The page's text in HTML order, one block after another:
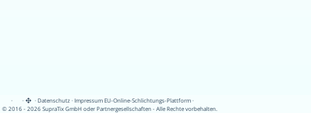
· · ·Datenschutz·Impressum EU-Online-Schlichtungs-Plattform·
© 2016 - 2026 SupraTix GmbH oder Partnergesellschaften - Alle Rechte vorbehalten.